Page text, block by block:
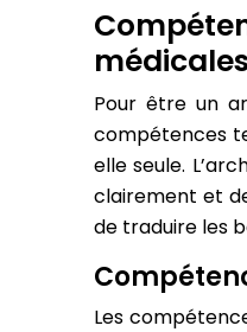
médicales
Pour être un
compétences
elle seule.
clairement et
de traduire les
Les